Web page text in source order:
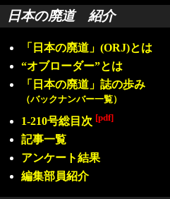
日本の廃道 紹介
「日本の廃道」(ORJ)とは
“オブローダー”とは
「日本の廃道」誌の歩み
（バックナンバー一覧）
1-210号総目次 [pdf]
記事一覧
アンケート結果
編集部員紹介